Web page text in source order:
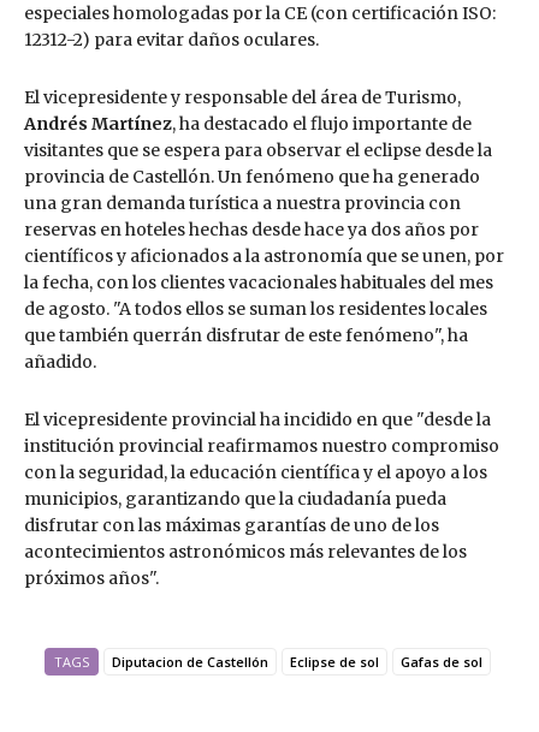
especiales homologadas por la CE (con certificación ISO:
12312-2) para evitar daños oculares.
El vicepresidente y responsable del área de Turismo,
Andrés Martínez, ha destacado el flujo importante de
visitantes que se espera para observar el eclipse desde la
provincia de Castellón. Un fenómeno que ha generado
una gran demanda turística a nuestra provincia con
reservas en hoteles hechas desde hace ya dos años por
científicos y aficionados a la astronomía que se unen, por
la fecha, con los clientes vacacionales habituales del mes
de agosto. "A todos ellos se suman los residentes locales
que también querrán disfrutar de este fenómeno", ha
añadido.
El vicepresidente provincial ha incidido en que "desde la
institución provincial reafirmamos nuestro compromiso
con la seguridad, la educación científica y el apoyo a los
municipios, garantizando que la ciudadanía pueda
disfrutar con las máximas garantías de uno de los
acontecimientos astronómicos más relevantes de los
próximos años".
TAGS Diputacion de Castellón Eclipse de sol Gafas de sol